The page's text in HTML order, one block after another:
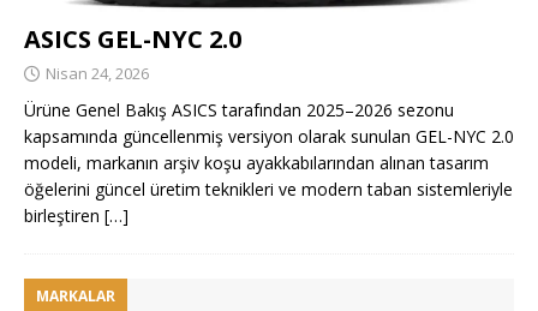
ASICS GEL-NYC 2.0
Nisan 24, 2026
Ürüne Genel Bakış ASICS tarafından 2025–2026 sezonu
kapsamında güncellenmiş versiyon olarak sunulan GEL-NYC 2.0
modeli, markanın arşiv koşu ayakkabılarından alınan tasarım
öğelerini güncel üretim teknikleri ve modern taban sistemleriyle
birleştiren […]
MARKALAR